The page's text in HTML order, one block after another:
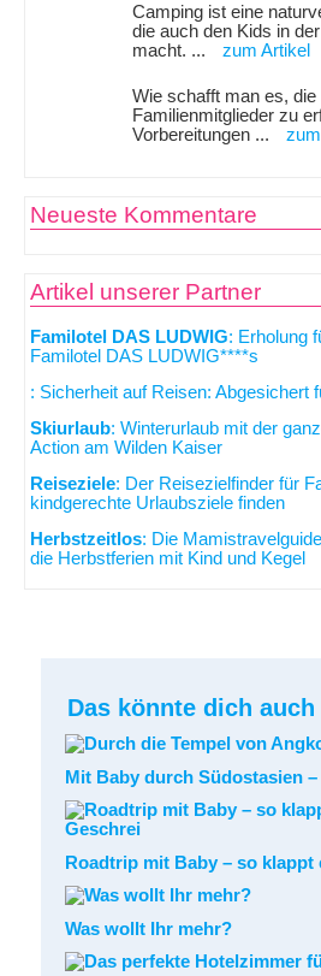
Camping ist eine
die auch den Kids in
macht. ...
zum Artikel
Wie schafft man es,
Familienmitglieder zu
Vorbereitungen ...
Neueste Kommentare
Artikel unserer Partner
Familotel DAS LUDWIG: Erholung
Familotel DAS LUDWIG****s
: Sicherheit auf Reisen: Abgesichert
Skiurlaub: Winterurlaub mit der
Action am Wilden Kaiser
Reiseziele: Der Reisezielfinder für
kindgerechte Urlaubsziele finden
Herbstzeitlos: Die
die Herbstferien mit Kind und Kegel
Das könnte dich
Mit Baby durch Südostasien
Roadtrip mit Baby – so klappt
Was wollt Ihr mehr?